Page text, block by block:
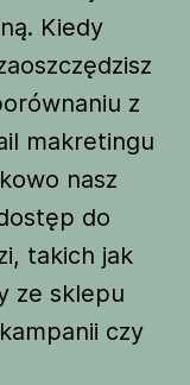
Kiedy
z
makretingu
nasz
do
takich jak
ze sklepu
czy